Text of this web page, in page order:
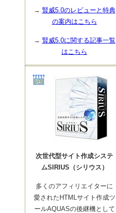
→ 賢威5.0のレビューと特典
の案内はこちら
→ 賢威5.0に関する記事一覧
はこちら
次世代型サイト作成システ
ムSIRIUS（シリウス）
多くのアフィリエイターに
愛されたHTMLサイト作成ツ
ールAQUASの後継機として